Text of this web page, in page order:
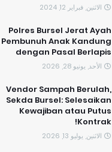
الاثنين, فبراير 12, 2024
Polres Bursel Jerat Ayah
Pembunuh Anak Kandung
dengan Pasal Berlapis
الأحد, يونيو 28, 2026
Vendor Sampah Berulah,
Sekda Bursel: Selesaikan
Kewajiban atau Putus
Kontrak!
الاثنين, يوليو 13, 2026